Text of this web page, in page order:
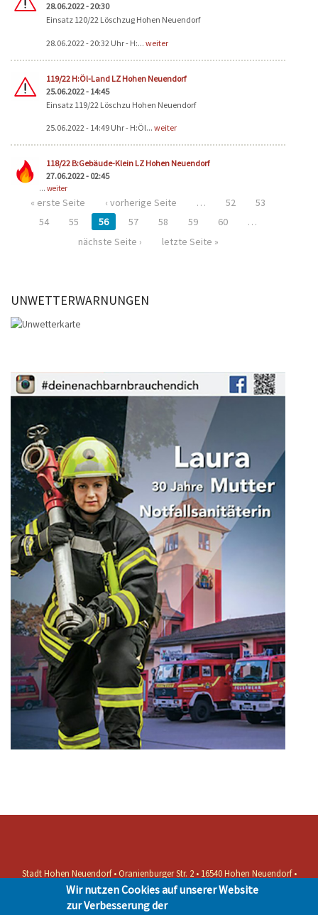
28.06.2022 - 20:30
Einsatz 120/22 Löschzug Hohen Neuendorf
28.06.2022 - 20:32 Uhr - H:... weiter
119/22 H:Öl-Land LZ Hohen Neuendorf
25.06.2022 - 14:45
Einsatz 119/22 Löschzu Hohen Neuendorf
25.06.2022 - 14:49 Uhr - H:Öl... weiter
118/22 B:Gebäude-Klein LZ Hohen Neuendorf
27.06.2022 - 02:45
... weiter
« erste Seite ‹ vorherige Seite … 52
53
54
55 56 57 58 59 60
…
nächste Seite ›
letzte Seite »
UNWETTERWARNUNGEN
Stadt Hohen Neuendorf • Oranienburger Str. 2 • 16540 Hohen Neuendorf •
Telefon 03303-528-0
Impressum|Presse|Datenschutz | © Hohen-Neuendorf.de, Alle Rechte
Wir nutzen Cookies auf unserer Website
zur Verbesserung der